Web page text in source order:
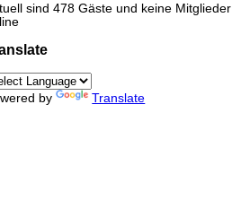
sind 478 Gäste und keine Mitglieder
by Translate